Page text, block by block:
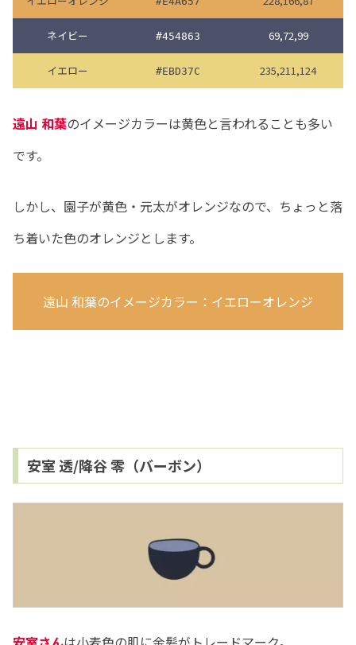
ネイビー #454863 69,72,99
イエロー #EBD37C 235,211,124
遠山 和葉のイメージカラーは黄色と言われることも多い
です。
しかし、園子が黄色・元太がオレンジなので、ちょっと落
ち着いた色のオレンジとします。
遠山 和葉のイメージカラー：イエローオレンジ
安室 透/降谷 零（バーボン）